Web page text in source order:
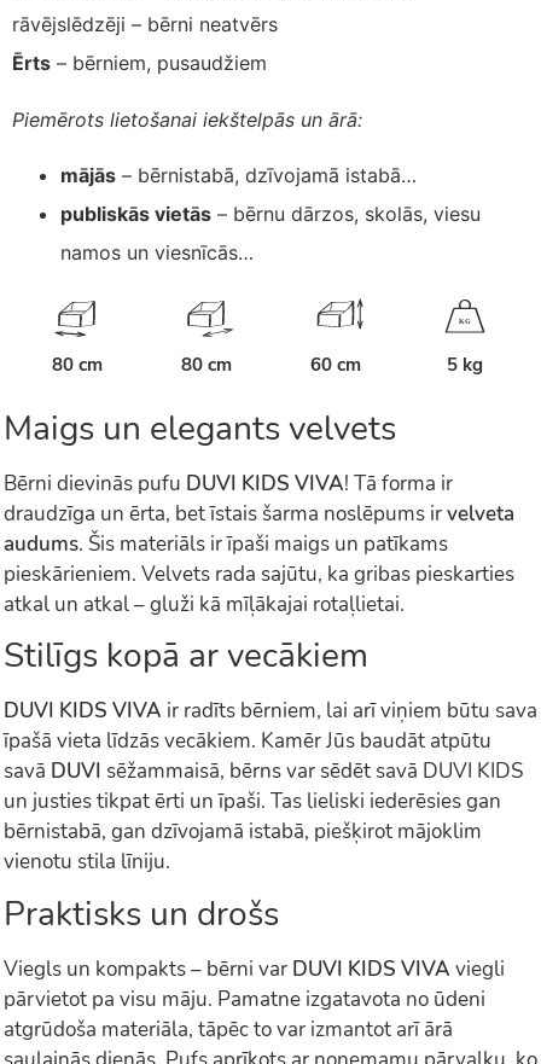
rāvējslēdzēji – bērni neatvērs
Ērts – bērniem, pusaudžiem
Piemērots lietošanai iekštelpās un ārā:
mājās – bērnistabā, dzīvojamā istabā…
publiskās vietās – bērnu dārzos, skolās, viesu
namos un viesnīcās…
80 cm 80 cm 60 cm
KG
5 kg
Maigs un elegants velvets
Bērni dievinās pufu DUVI KIDS VIVA! Tā forma ir
draudzīga un ērta, bet īstais šarma noslēpums irvelveta
audums. Šis materiāls ir īpaši maigs un patīkams
pieskārieniem. Velvets rada sajūtu, ka gribas pieskarties
atkal un atkal – gluži kā mīļākajai rotaļlietai.
Stilīgs kopā ar vecākiem
DUVI KIDS VIVA ir radīts bērniem, lai arī viņiem būtu sava
īpašā vieta līdzās vecākiem. Kamēr Jūs baudāt atpūtu
savā DUVI sēžammaisā, bērns var sēdēt savā DUVI KIDS
un justies tikpat ērti un īpaši. Tas lieliski iederēsies gan
bērnistabā, gan dzīvojamā istabā, piešķirot mājoklim
vienotu stila līniju.
Praktisks un drošs
Viegls un kompakts – bērni var DUVI KIDS VIVA viegli
pārvietot pa visu māju. Pamatne izgatavota no ūdeni
atgrūdoša materiāla, tāpēc to var izmantot arī ārā